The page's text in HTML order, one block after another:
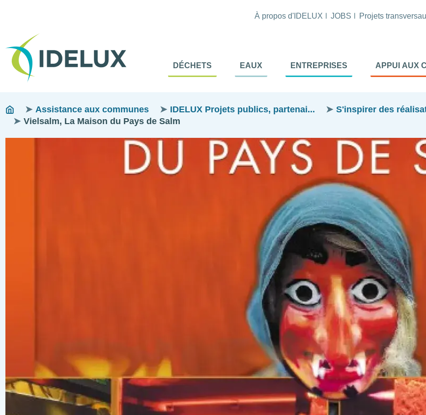
Tête
À propos d'IDELUX JOBS Projets
Navigation
Menu
DÉCHETS EAUX ENTREPRISES APPUI AUX
Fils
d'ariane
You
are
Assistance aux communes IDELUX Projets publics, partenai...
S'inspirer des
Vielsalm, La Maison du Pays de Salm